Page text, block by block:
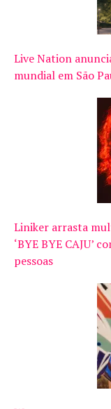
Live Nation
mundial em São
Liniker arrasta
‘BYE BYE CAJU’
pessoas